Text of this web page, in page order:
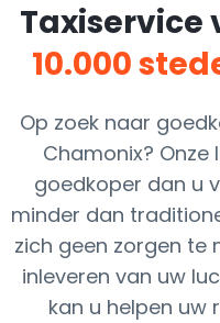
Taxiservice
10.000
Op zoek naar
Chamonix?
goedkoper dan u
minder dan
zich geen zorgen te
inleveren van uw
kan u helpen uw